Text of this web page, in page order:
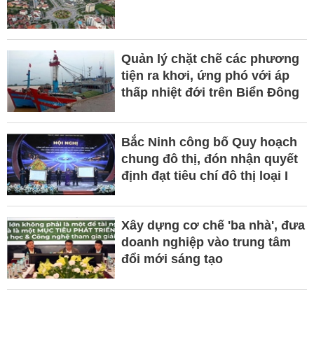
Quản lý chặt chẽ các phương
tiện ra khơi, ứng phó với áp
thấp nhiệt đới trên Biển Đông
Bắc Ninh công bố Quy hoạch
chung đô thị, đón nhận quyết
định đạt tiêu chí đô thị loại I
Xây dựng cơ chế 'ba nhà', đưa
doanh nghiệp vào trung tâm
đổi mới sáng tạo